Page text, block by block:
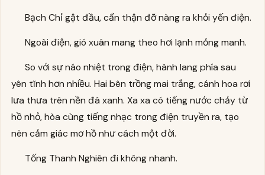
Bạch Chỉ gật đầu, cẩn thận đỡ nàng ra khỏi yến điện.
Ngoài điện, gió xuân mang theo hơi lạnh mỏng manh.
So với sự náo nhiệt trong điện, hành lang phía sau
yên tĩnh hơn nhiều. Hai bên trồng mai trắng, cánh hoa rơi
lưa thưa trên nền đá xanh. Xa xa có tiếng nước chảy từ
hồ nhỏ, hòa cùng tiếng nhạc trong điện truyền ra, tạo
nên cảm giác mơ hồ như cách một đời.
Tống Thanh Nghiên đi không nhanh.